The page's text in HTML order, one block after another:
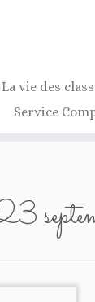
La vie des
Service